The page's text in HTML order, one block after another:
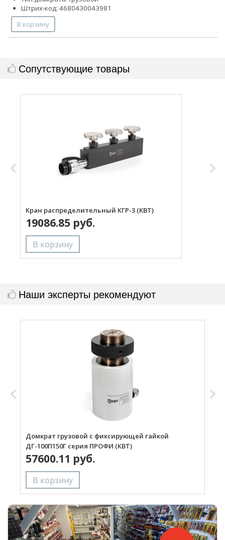
Штрих-код: 4680430043981
В корзину
Сопутствующие товары
Кран распределительный КГР-3 (КВТ)
19086.85 руб.
Наши эксперты рекомендуют
Домкрат грузовой с фиксирующей гайкой
ДГ-100П150Г серия ПРОФИ (КВТ)
57600.11 руб.